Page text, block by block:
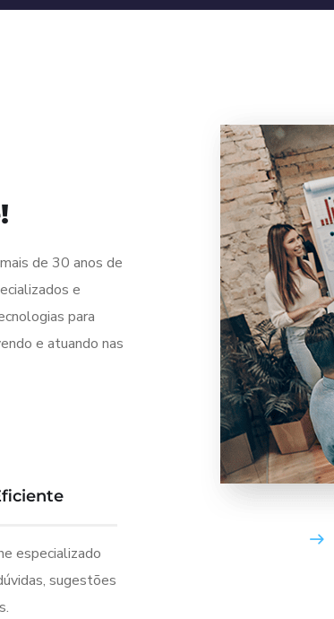
de 30 anos de
e
para
e atuando nas
especializado
sugestões